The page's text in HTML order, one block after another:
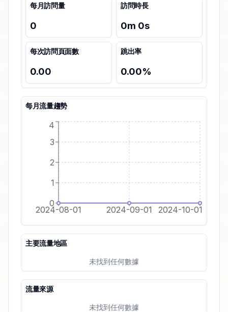
每月訪問量
0
訪問時長
0m 0s
每次訪問頁面數
0.00
跳出率
0.00%
每月流量趨勢
2024-08-01 2024-09-01 2024-10-01
0
1
2
3
4
主要流量地區
未找到任何數據
流量來源
未找到任何數據